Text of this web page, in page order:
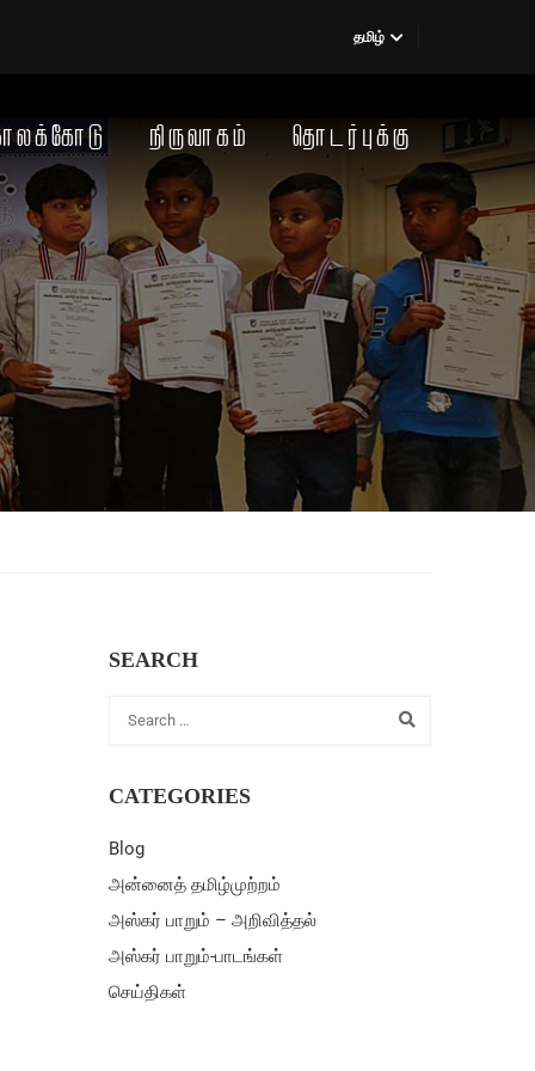
தமிழ்
நிருவாகம் தொடர்புக்கு
SEARCH
CATEGORIES
Blog
அன்னைத் தமிழ்முற்றம்
அஸ்கர் பாறும் – அறிவித்தல்
அஸ்கர் பாறும்-பாடங்கள்
செய்திகள்